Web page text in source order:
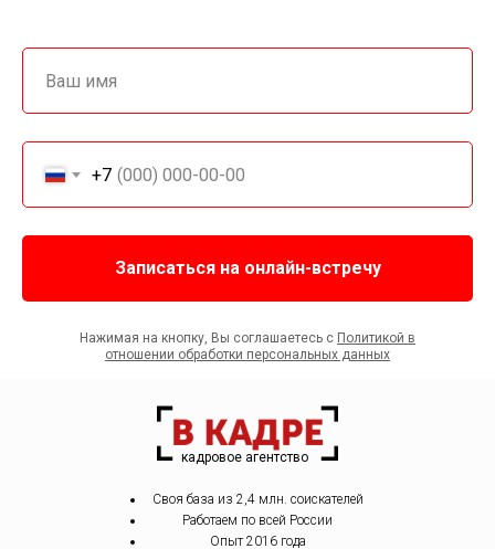
+7
Записаться на онлайн-встречу
Нажимая на кнопку, Вы соглашаетесь с Политикой в
отношении обработки персональных данных
кадровое агентство
Своя база из 2,4 млн. соискателей
Работаем по всей России
Опыт 2016 года